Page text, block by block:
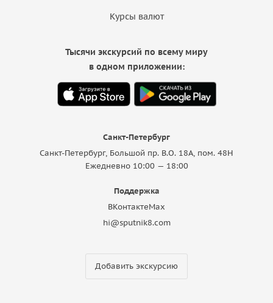
Курсы валют
Санкт-Петербург
Санкт-Петербург, Большой пр. В.О. 18A, пом. 48Н
Ежедневно 10:00 — 18:00
Поддержка
ВКонтактеMax
hi@sputnik8.com
Добавить экскурсию
Тысячи экскурсий по всему миру
в одном приложении: